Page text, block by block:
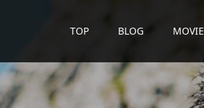
TOP BLOG MOVIE